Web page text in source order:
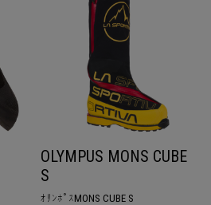
OLYMPUS MONS CUBE
S
ｵﾘﾝﾎﾟｽMONS CUBE S